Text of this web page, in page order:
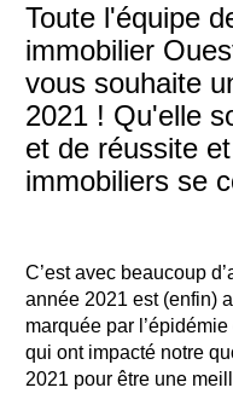
Toute l'équipe
immobilier
vous souhaite
2021 ! Qu'elle
et de réussite
immobiliers se
C’est avec beaucoup
année 2021 est (enfin)
marquée par
qui ont impacté notre
2021 pour être une